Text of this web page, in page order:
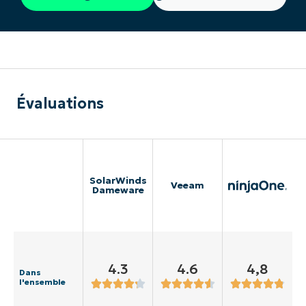
Évaluations
SolarWinds
Dameware Veeam
Dans
l'ensemble
4.3 4.6 4,8